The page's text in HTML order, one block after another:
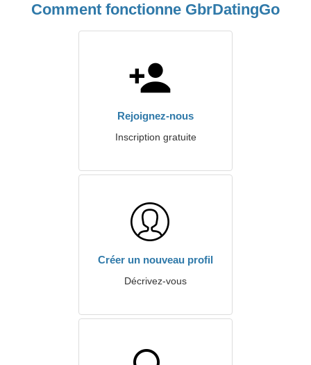
Comment fonctionne GbrDatingGo
Rejoignez-nous
Inscription gratuite
Créer un nouveau profil
Décrivez-vous